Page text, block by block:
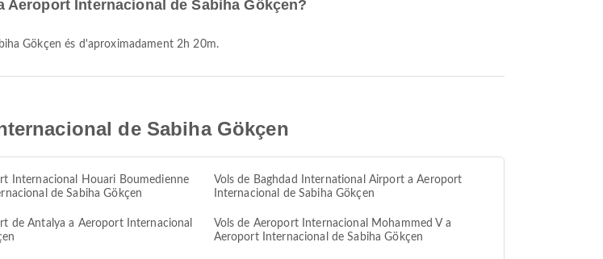
Internacional de Sabiha Gökçen?
Gökçen és d'aproximadament 2h 20m.
de Sabiha Gökçen
Internacional Houari Boumedienne
de Sabiha Gökçen
Vols de Baghdad International Airport a Aeroport
Internacional de Sabiha Gökçen
de Antalya a Aeroport Internacional
Vols de Aeroport Internacional Mohammed V a
Aeroport Internacional de Sabiha Gökçen